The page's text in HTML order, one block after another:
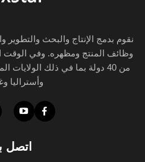
نقوم بدمج الإنتاج والبحث والتطوير
وظائف المنتج ومظهره. وفي الوقت
من 40 دولة بما في ذلك
وأستراليا
اتصل